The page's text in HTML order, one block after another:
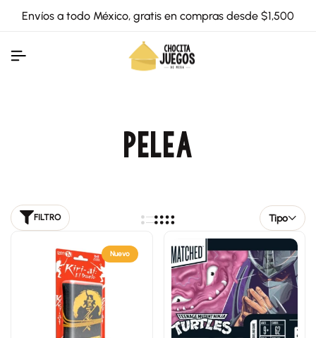
Envíos a todo México, gratis en compras desde $1,500
PELEA
FILTRO Tipo
Nuevo